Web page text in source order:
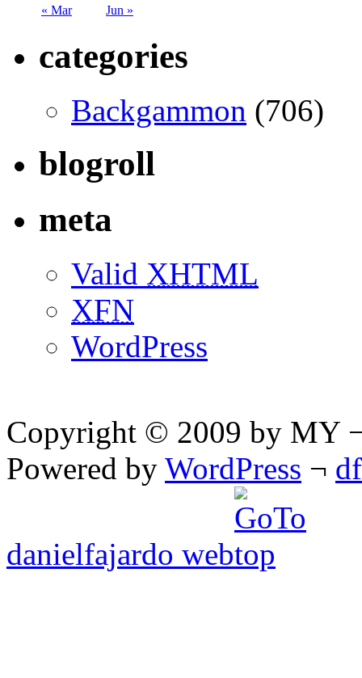
« Mar Jun »
categories
Backgammon (706)
blogroll
meta
Valid XHTML
XFN
WordPress
Copyright © 2009 by MY
Powered by WordPress ¬
danielfajardo web